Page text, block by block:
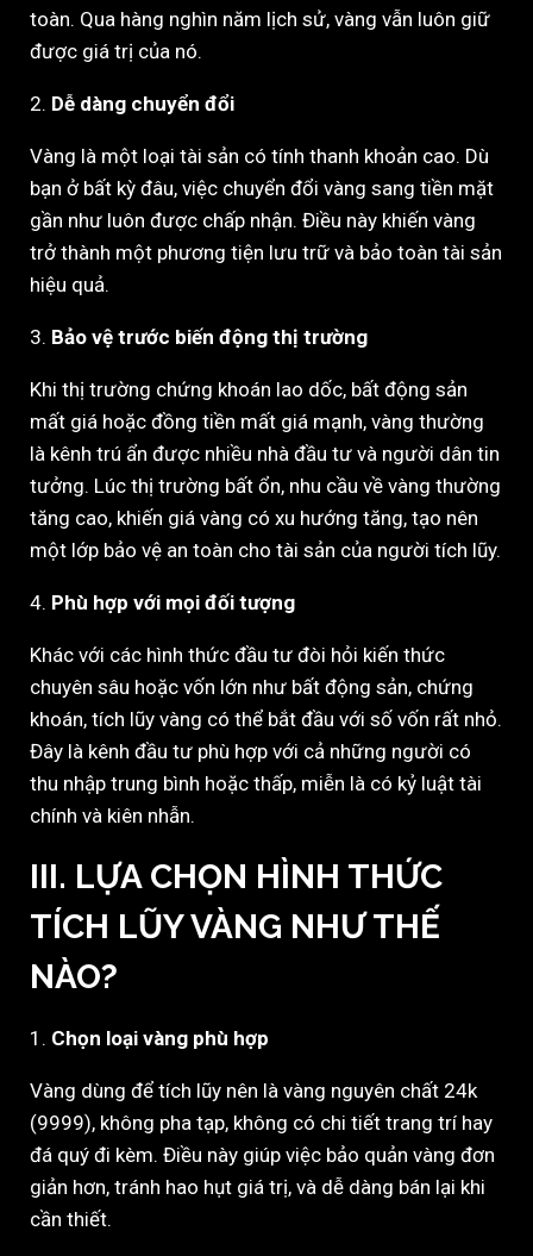
toàn. Qua hàng nghìn năm lịch sử, vàng vẫn luôn giữ
được giá trị của nó.
2. Dễ dàng chuyển đổi
Vàng là một loại tài sản có tính thanh khoản cao. Dù
bạn ở bất kỳ đâu, việc chuyển đổi vàng sang tiền mặt
gần như luôn được chấp nhận. Điều này khiến vàng
trở thành một phương tiện lưu trữ và bảo toàn tài sản
hiệu quả.
3. Bảo vệ trước biến động thị trường
Khi thị trường chứng khoán lao dốc, bất động sản
mất giá hoặc đồng tiền mất giá mạnh, vàng thường
là kênh trú ẩn được nhiều nhà đầu tư và người dân tin
tưởng. Lúc thị trường bất ổn, nhu cầu về vàng thường
tăng cao, khiến giá vàng có xu hướng tăng, tạo nên
một lớp bảo vệ an toàn cho tài sản của người tích lũy.
4. Phù hợp với mọi đối tượng
Khác với các hình thức đầu tư đòi hỏi kiến thức
chuyên sâu hoặc vốn lớn như bất động sản, chứng
khoán, tích lũy vàng có thể bắt đầu với số vốn rất nhỏ.
Đây là kênh đầu tư phù hợp với cả những người có
thu nhập trung bình hoặc thấp, miễn là có kỷ luật tài
chính và kiên nhẫn.
III. LỰA CHỌN HÌNH THỨC
TÍCH LŨY VÀNG NHƯ THẾ
NÀO?
1. Chọn loại vàng phù hợp
Vàng dùng để tích lũy nên là vàng nguyên chất 24k
(9999), không pha tạp, không có chi tiết trang trí hay
đá quý đi kèm. Điều này giúp việc bảo quản vàng đơn
giản hơn, tránh hao hụt giá trị, và dễ dàng bán lại khi
cần thiết.